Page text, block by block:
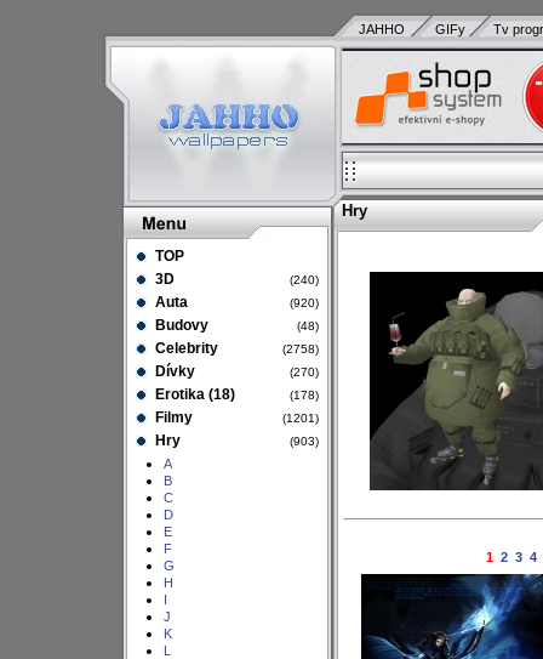
TOP
3D
(240)
Auta (920)
Budovy (48)
Celebrity (2758)
Dívky (270)
Erotika (18) (178)
Filmy (1201)
Hry (903)
A
B
C
D
E
F
G
H
I
J
K
L
JAHHO GIFy Tv
Hry
1 2 3 4